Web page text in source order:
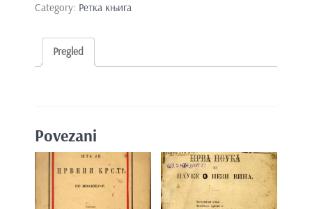
Category: Ретка књига
Pregled
Povezani